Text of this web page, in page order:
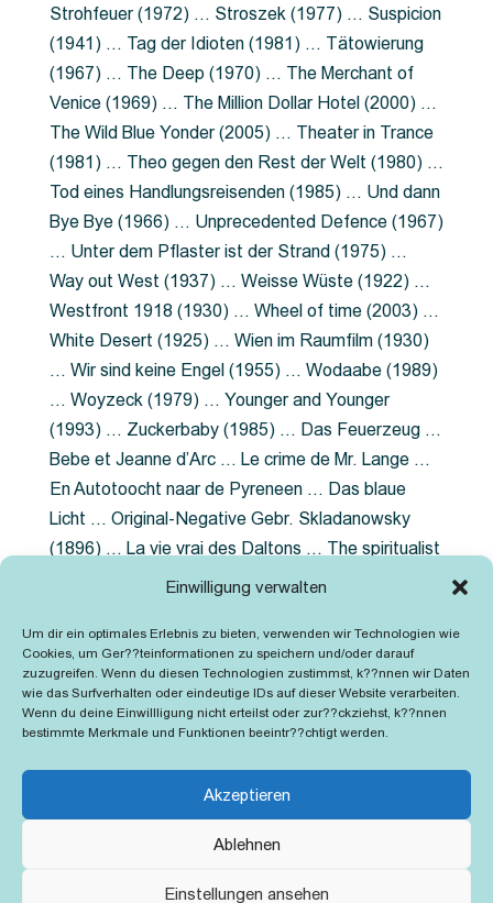
Einwilligung verwalten
Um dir ein optimales Erlebnis zu bieten, verwenden wir Technologien wie
Cookies, um Ger??teinformationen zu speichern und/oder darauf
zuzugreifen. Wenn du diesen Technologien zustimmst, k??nnen wir Daten
wie das Surfverhalten oder eindeutige IDs auf dieser Website verarbeiten.
Wenn du deine Einwillligung nicht erteilst oder zur??ckziehst, k??nnen
bestimmte Merkmale und Funktionen beeintr??chtigt werden.
Akzeptieren
Ablehnen
Einstellungen ansehen
Strohfeuer (1972) … Stroszek (1977) … Suspicion
(1941) … Tag der Idioten (1981) … Tätowierung
(1967) … The Deep (1970) … The Merchant of
Venice (1969) … The Million Dollar Hotel (2000) …
The Wild Blue Yonder (2005) … Theater in Trance
(1981) … Theo gegen den Rest der Welt (1980) …
Tod eines Handlungsreisenden (1985) … Und dann
Bye Bye (1966) … Unprecedented Defence (1967)
… Unter dem Pflaster ist der Strand (1975) …
Way out West (1937) … Weisse Wüste (1922) …
Westfront 1918 (1930) … Wheel of time (2003) …
White Desert (1925) … Wien im Raumfilm (1930)
… Wir sind keine Engel (1955) … Wodaabe (1989)
… Woyzeck (1979) … Younger and Younger
(1993) … Zuckerbaby (1985) … Das Feuerzeug …
Bebe et Jeanne d’Arc … Le crime de Mr. Lange …
En Autotoocht naar de Pyreneen … Das blaue
Licht … Original-Negative Gebr. Skladanowsky
(1896) … La vie vrai des Daltons … The spiritualist
photographer … Feuer im Fjord … The Song of the
Grubenlampe … Tolstoy … Grün ist die Heide …
Lady Hamilton … Mütter verzaget nicht …
Ruttmann Werbefilme